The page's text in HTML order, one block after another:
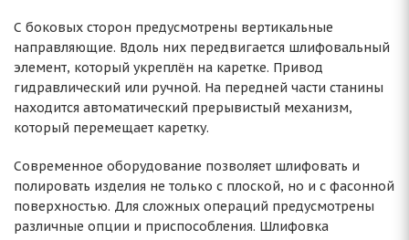
С боковых сторон предусмотрены вертикальные
направляющие. Вдоль них передвигается шлифовальный
элемент, который укреплён на каретке. Привод
гидравлический или ручной. На передней части станины
находится автоматический прерывистый механизм,
который перемещает каретку.
Современное оборудование позволяет шлифовать и
полировать изделия не только с плоской, но и с фасонной
поверхностью. Для сложных операций предусмотрены
различные опции и приспособления. Шлифовка